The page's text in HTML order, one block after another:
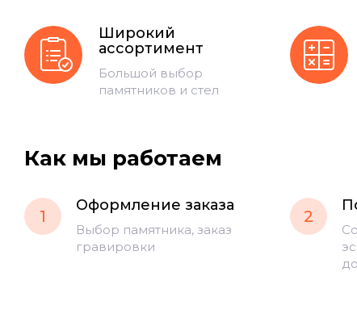
Широкий
ассортимент
Большой выбор
памятников и стел
Как мы работаем
1
Оформление заказа
Выбор памятника, заказ
гравировки
2